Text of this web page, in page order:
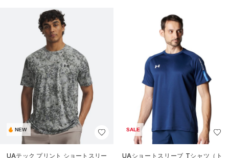
NEW
UAテック プリント ショートスリー
SALE
UAショートスリーブ Tシャツ（ト